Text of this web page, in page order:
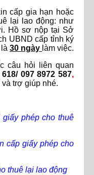
cấp gia hạn hoặc
lại lao động: như
Hồ sơ nộp tại Sở
UBND cấp tỉnh ký
30 ngày làm việc.
câu hỏi liên quan
097 8972 587,
trợ giúp nhé.
phép cho thuê
cấp giấy phép cho
thuê lại lao động